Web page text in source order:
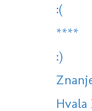
:(
****
:)